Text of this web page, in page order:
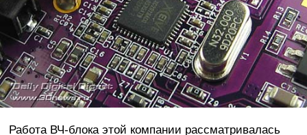
Работа ВЧ-блока этой компании рассматривалась